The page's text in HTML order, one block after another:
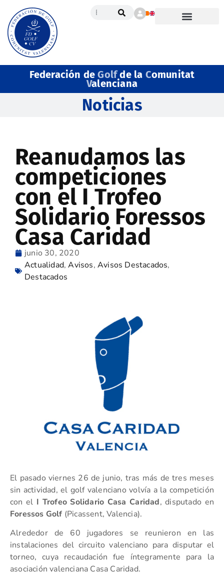
Federación deGolfde la Comunitat
Valenciana
Noticias
Reanudamos las
competiciones
con el I Trofeo
Solidario Foressos
Casa Caridad
junio 30, 2020
Actualidad,Avisos,Avisos Destacados,
Destacados
El pasado viernes 26 de junio, tras más de tres meses
sin actividad, el golf valenciano volvía a la competición
con el I Trofeo Solidario Casa Caridad, disputado en
Foressos Golf (Picassent, Valencia).
Alrededor de 60 jugadores se reunieron en las
instalaciones del circuito valenciano para disputar el
torneo, cuya recaudación fue íntegramente para la
asociación valenciana Casa Caridad.